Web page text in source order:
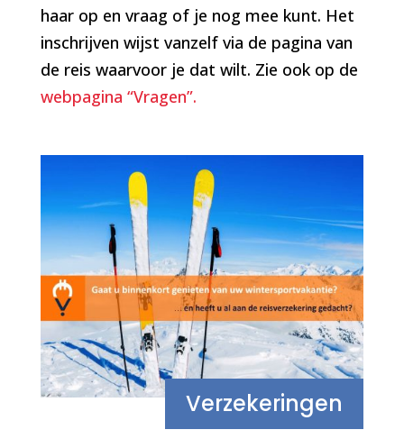
haar op en vraag of je nog mee kunt. Het
inschrijven wijst vanzelf via de pagina van
de reis waarvoor je dat wilt. Zie ook op de
webpagina “Vragen”.
Verzekeringen